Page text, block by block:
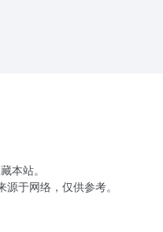
本站。
于网络，仅供参考。